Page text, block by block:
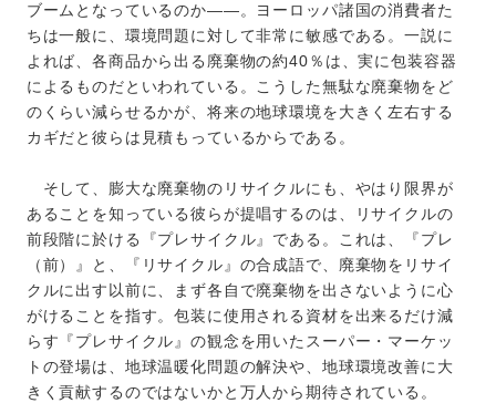
ブームとなっているのか――。ヨーロッパ諸国の消費者た
ちは一般に、環境問題に対して非常に敏感である。一説に
よれば、各商品から出る廃棄物の約40％は、実に包装容器
によるものだといわれている。こうした無駄な廃棄物をど
のくらい減らせるかが、将来の地球環境を大きく左右する
カギだと彼らは見積もっているからである。
そして、膨大な廃棄物のリサイクルにも、やはり限界が
あることを知っている彼らが提唱するのは、リサイクルの
前段階に於ける『プレサイクル』である。これは、『プレ
（前）』と、『リサイクル』の合成語で、廃棄物をリサイ
クルに出す以前に、まず各自で廃棄物を出さないように心
がけることを指す。包装に使用される資材を出来るだけ減
らす『プレサイクル』の観念を用いたスーパー・マーケッ
トの登場は、地球温暖化問題の解決や、地球環境改善に大
きく貢献するのではないかと万人から期待されている。